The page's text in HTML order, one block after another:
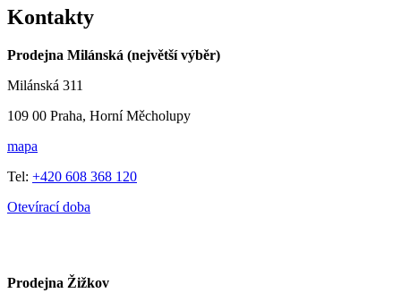
Kontakty
Prodejna Milánská (největší výběr)
Milánská 311
109 00 Praha, Horní Měcholupy
mapa
Tel: +420 608 368 120
Otevírací doba
Prodejna Žižkov